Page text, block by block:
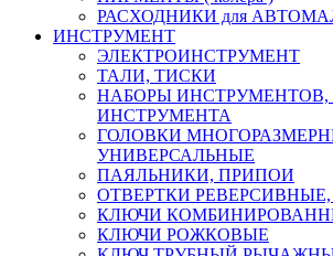
РАСХОДНИКИ для
ИНСТРУМЕНТ
ЭЛЕКТРОИНСТРУМЕНТ
ТАЛИ, ТИСКИ
НАБОРЫ ИНСТРУМЕНТОВ,
ИНСТРУМЕНТА
ГОЛОВКИ
УНИВЕРСАЛЬНЫЕ
ПАЯЛЬНИКИ, ПРИПОИ
ОТВЕРТКИ
КЛЮЧИ
КЛЮЧИ РОЖКОВЫЕ